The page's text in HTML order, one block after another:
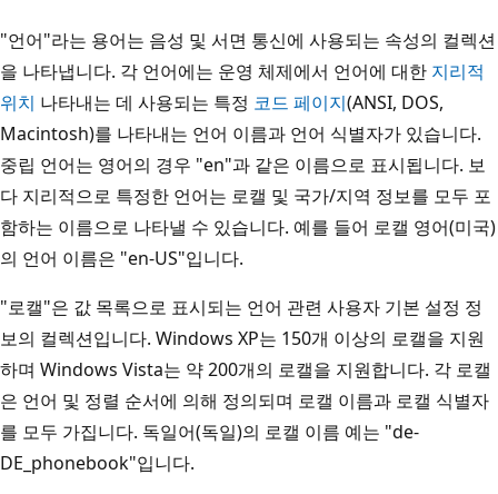
"언어"라는 용어는 음성 및 서면 통신에 사용되는 속성의 컬렉션
을 나타냅니다. 각 언어에는 운영 체제에서 언어에 대한 지리적
위치 나타내는 데 사용되는 특정 코드 페이지(ANSI, DOS,
Macintosh)를 나타내는 언어 이름과 언어 식별자가 있습니다.
중립 언어는 영어의 경우 "en"과 같은 이름으로 표시됩니다. 보
다 지리적으로 특정한 언어는 로캘 및 국가/지역 정보를 모두 포
함하는 이름으로 나타낼 수 있습니다. 예를 들어 로캘 영어(미국)
의 언어 이름은 "en-US"입니다.
"로캘"은 값 목록으로 표시되는 언어 관련 사용자 기본 설정 정
보의 컬렉션입니다. Windows XP는 150개 이상의 로캘을 지원
하며 Windows Vista는 약 200개의 로캘을 지원합니다. 각 로캘
은 언어 및 정렬 순서에 의해 정의되며 로캘 이름과 로캘 식별자
를 모두 가집니다. 독일어(독일)의 로캘 이름 예는 "de-
DE_phonebook"입니다.